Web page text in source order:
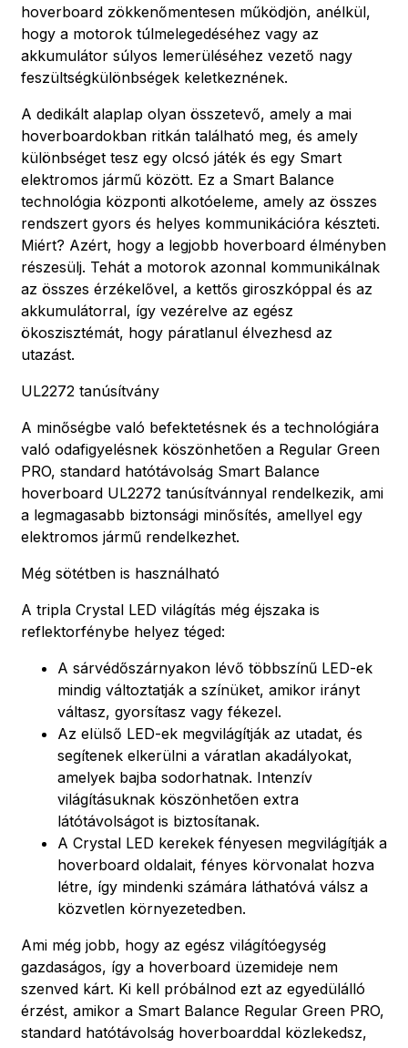
hoverboard zökkenőmentesen működjön, anélkül,
hogy a motorok túlmelegedéséhez vagy az
akkumulátor súlyos lemerüléséhez vezető nagy
feszültségkülönbségek keletkeznének.
A dedikált alaplap olyan összetevő, amely a mai
hoverboardokban ritkán található meg, és amely
különbséget tesz egy olcsó játék és egy Smart
elektromos jármű között. Ez a Smart Balance
technológia központi alkotóeleme, amely az összes
rendszert gyors és helyes kommunikációra készteti.
Miért? Azért, hogy a legjobb hoverboard élményben
részesülj. Tehát a motorok azonnal kommunikálnak
az összes érzékelővel, a kettős giroszkóppal és az
akkumulátorral, így vezérelve az egész
ökoszisztémát, hogy páratlanul élvezhesd az
utazást.
UL2272 tanúsítvány
A minőségbe való befektetésnek és a technológiára
való odafigyelésnek köszönhetően a Regular Green
PRO, standard hatótávolság Smart Balance
hoverboard UL2272 tanúsítvánnyal rendelkezik, ami
a legmagasabb biztonsági minősítés, amellyel egy
elektromos jármű rendelkezhet.
Még sötétben is használható
A tripla Crystal LED világítás még éjszaka is
reflektorfénybe helyez téged:
A sárvédőszárnyakon lévő többszínű LED-ek
mindig változtatják a színüket, amikor irányt
váltasz, gyorsítasz vagy fékezel.
Az elülső LED-ek megvilágítják az utadat, és
segítenek elkerülni a váratlan akadályokat,
amelyek bajba sodorhatnak. Intenzív
világításuknak köszönhetően extra
látótávolságot is biztosítanak.
A Crystal LED kerekek fényesen megvilágítják a
hoverboard oldalait, fényes körvonalat hozva
létre, így mindenki számára láthatóvá válsz a
közvetlen környezetedben.
Ami még jobb, hogy az egész világítóegység
gazdaságos, így a hoverboard üzemideje nem
szenved kárt. Ki kell próbálnod ezt az egyedülálló
érzést, amikor a Smart Balance Regular Green PRO,
standard hatótávolság hoverboarddal közlekedsz,